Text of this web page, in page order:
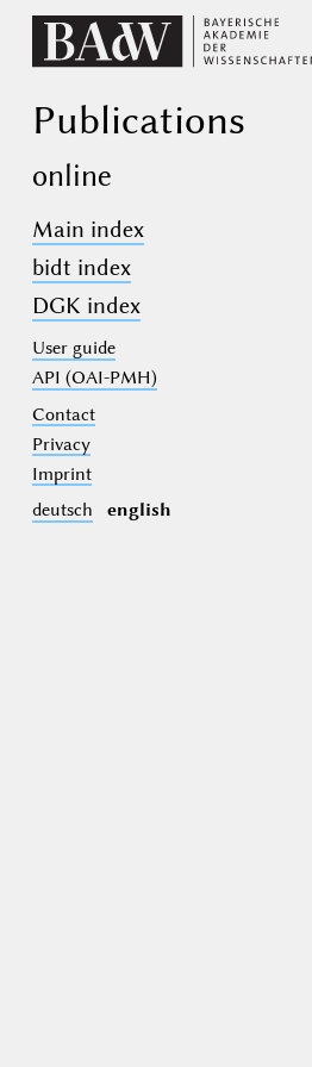
Publications
online
Main index
bidt index
DGK index
User guide
API (OAI-PMH)
Contact
Privacy
Imprint
deutsch
english